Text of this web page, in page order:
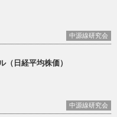
中源線研究会
中源線研究会
（日経平均株価）